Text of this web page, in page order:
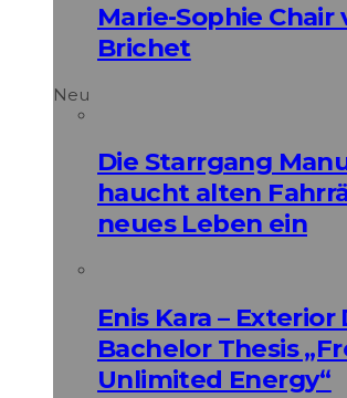
Marie-Sophie Chair
Brichet
Neu
Die Starrgang
haucht alten
neues Leben ein
Enis Kara – Exterior
Bachelor Thesis
Unlimited Energy“